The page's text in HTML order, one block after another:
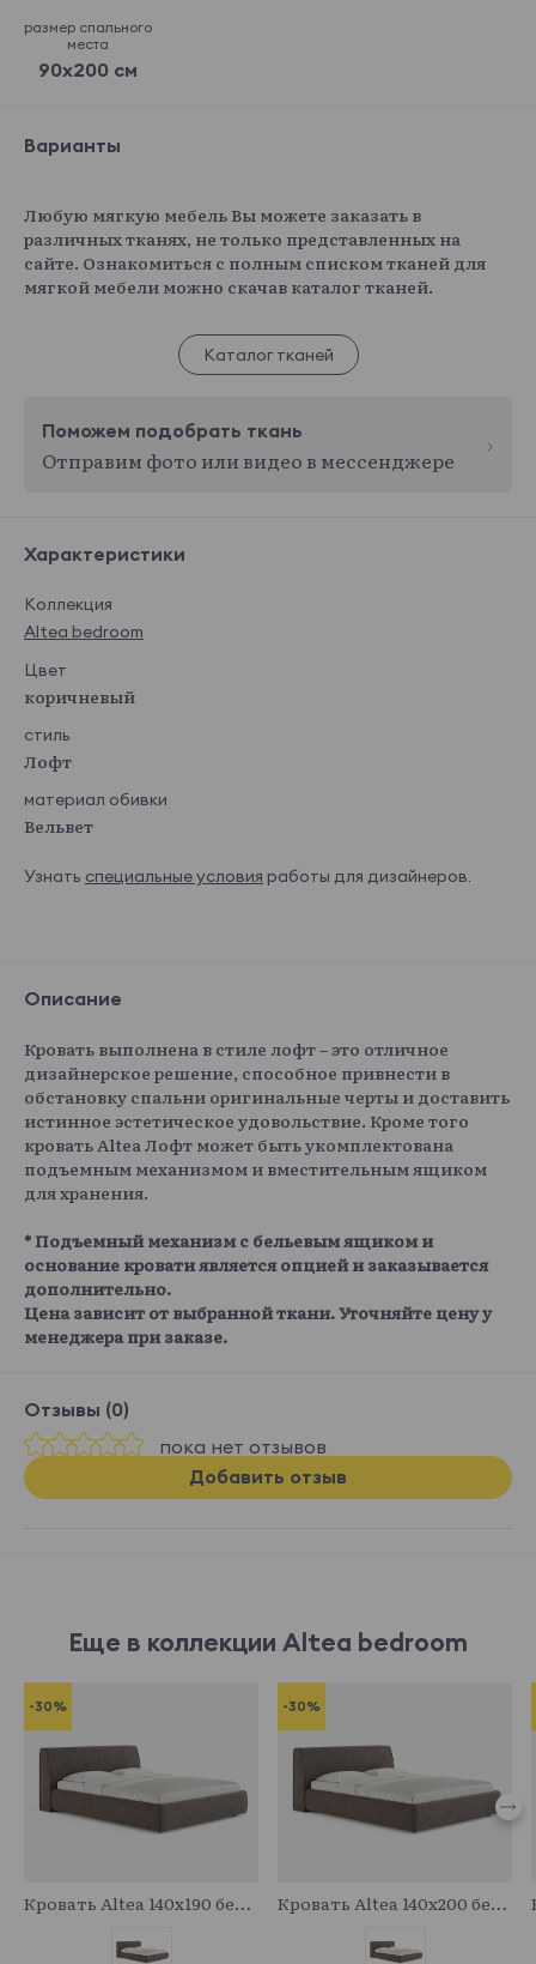
размер спального
места
90x200 см
Варианты
Любую мягкую мебель Вы можете заказать в
различных тканях, не только представленных на
сайте. Ознакомиться с полным списком тканей для
мягкой мебели можно скачав каталог тканей.
Каталог тканей
Поможем подобрать ткань
Отправим фото или видео в мессенджере
Характеристики
Коллекция
Altea bedroom
Цвет
коричневый
стиль
Лофт
материал обивки
Вельвет
Узнать специальные условия работы для дизайнеров.
Описание
Кровать выполнена в стиле лофт – это отличное
дизайнерское решение, способное привнести в
обстановку спальни оригинальные черты и доставить
истинное эстетическое удовольствие. Кроме того
кровать Altea Лофт может быть укомплектована
подъемным механизмом и вместительным ящиком
для хранения.
* Подъемный механизм с бельевым ящиком и
основание кровати является опцией и заказывается
дополнительно.
Цена зависит от выбранной ткани. Уточняйте цену у
менеджера при заказе.
Отзывы (0)
пока нет отзывов
Добавить отзыв
Еще в коллекции Altea bedroom
-30%
Кровать Altea 140x190 без основания и подъемного механизма
-30%
Кровать Altea 140x200 без основания и подъемного механизма